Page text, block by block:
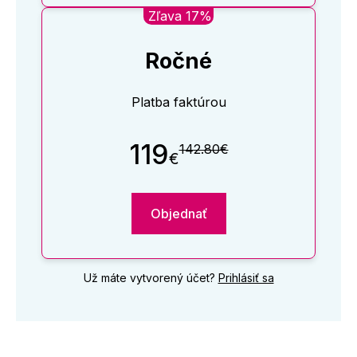
Zľava 17%
Ročné
Platba faktúrou
119€142.80€
Objednať
Už máte vytvorený účet? Prihlásiť sa